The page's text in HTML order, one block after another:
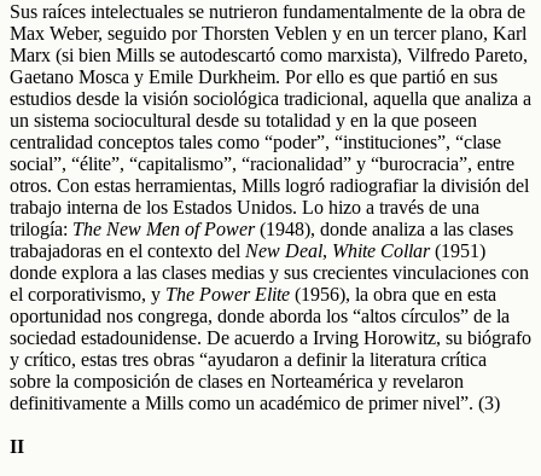
Sus raíces intelectuales se nutrieron fundamentalmente de la obra de
Max Weber, seguido por Thorsten Veblen y en un tercer plano, Karl
Marx (si bien Mills se autodescartó como marxista), Vilfredo Pareto,
Gaetano Mosca y Emile Durkheim. Por ello es que partió en sus
estudios desde la visión sociológica tradicional, aquella que analiza a
un sistema sociocultural desde su totalidad y en la que poseen
centralidad conceptos tales como “poder”, “instituciones”, “clase
social”, “élite”, “capitalismo”, “racionalidad” y “burocracia”, entre
otros. Con estas herramientas, Mills logró radiografiar la división del
trabajo interna de los Estados Unidos. Lo hizo a través de una
trilogía: The New Men of Power(1948), donde analiza a las clases
trabajadoras en el contexto del New Deal, White Collar(1951)
donde explora a las clases medias y sus crecientes vinculaciones con
el corporativismo, y The Power Elite (1956), la obra que en esta
oportunidad nos congrega, donde aborda los “altos círculos” de la
sociedad estadounidense. De acuerdo a Irving Horowitz, su biógrafo
y crítico, estas tres obras “ayudaron a definir la literatura crítica
sobre la composición de clases en Norteamérica y revelaron
definitivamente a Mills como un académico de primer nivel”. (3)
II